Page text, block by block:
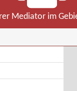
Mediator im